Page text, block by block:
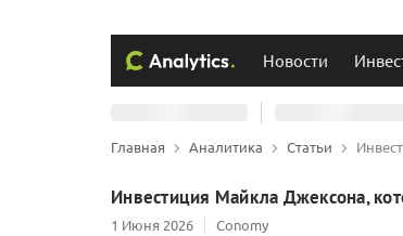
Новости
Главная Аналитика Статьи
Инвестиция Майкла Джексона,
1 Июня 2026 Conomy